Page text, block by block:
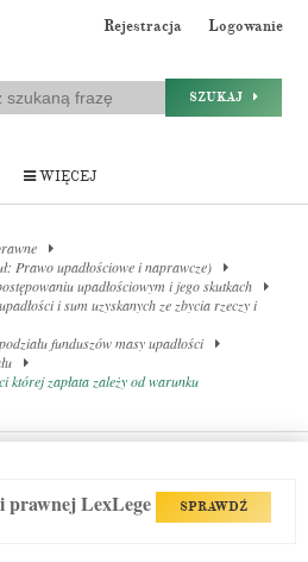
Rejestracja Logowanie
SZUKAJ
WIĘCEJ
Prawo upadłościowe i naprawcze)
upadłościowym i jego skutkach
i sum uzyskanych ze zbycia rzeczy i
funduszów masy upadłości
której zapłata zależy od warunku
prawnej LexLege SPRAWDŹ